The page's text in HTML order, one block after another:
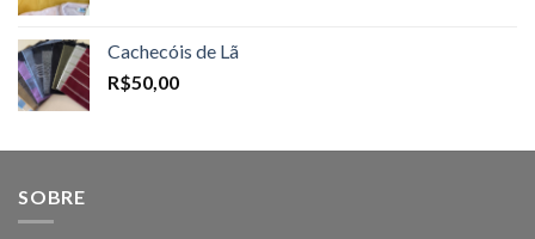
Cachecóis de Lã
R$50,00
SOBRE